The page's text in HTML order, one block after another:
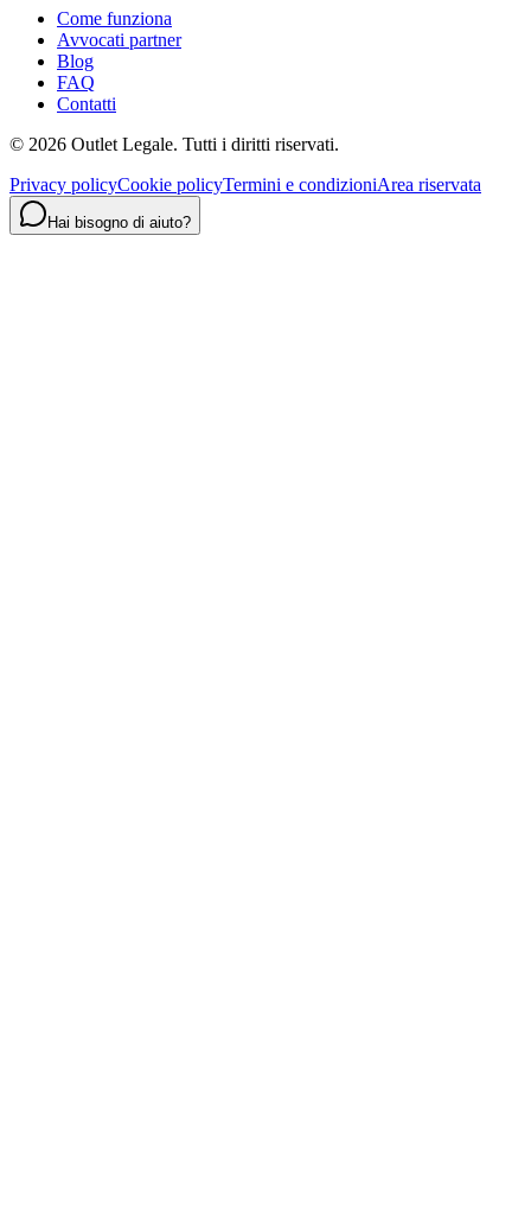
Come funziona
Avvocati partner
Blog
FAQ
Contatti
© 2026 Outlet Legale. Tutti i diritti riservati.
Privacy policyCookie policyTermini e condizioniArea riservata
Hai bisogno di aiuto?